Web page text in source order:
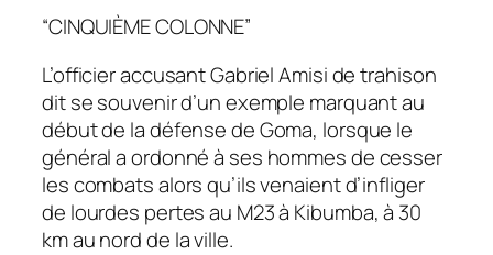
“CINQUIÈME COLONNE”
L’officier accusant Gabriel Amisi de trahison
dit se souvenir d’un exemple marquant au
début de la défense de Goma, lorsque le
général a ordonné à ses hommes de cesser
les combats alors qu’ils venaient d’infliger
de lourdes pertes au M23 à Kibumba, à 30
km au nord de la ville.